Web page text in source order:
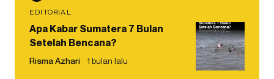
EDITORIAL
Apa Kabar Sumatera 7 Bulan
Setelah Bencana?
Risma Azhari 1 bulan lalu